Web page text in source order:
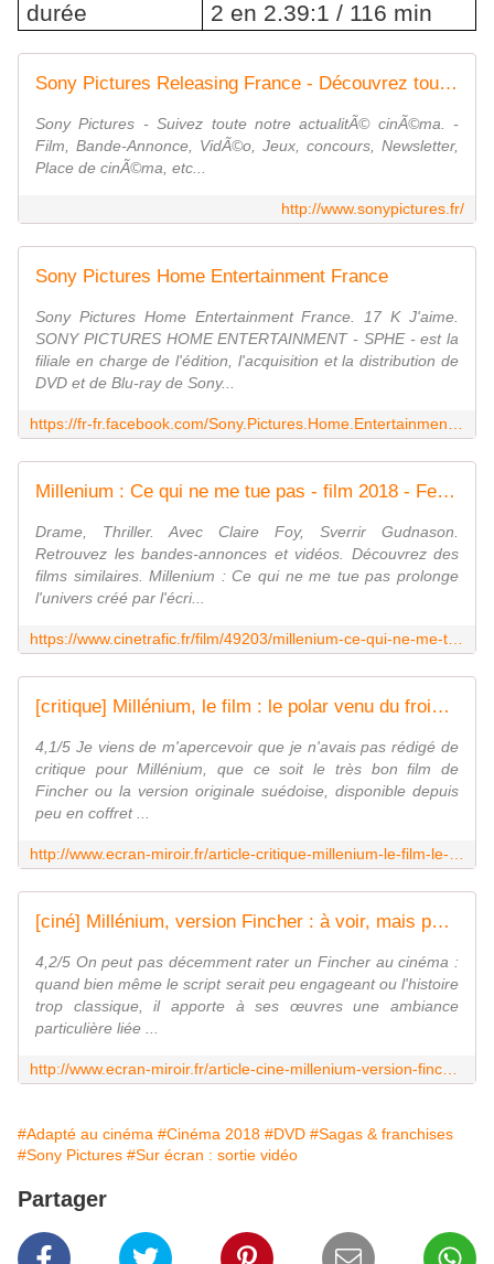
durée
2 en 2.39:1 / 116 min
Sony Pictures Releasing France - Découvrez toute notre actu cinéma
Sony Pictures - Suivez toute notre actualitÃ© cinÃ©ma. -
Film, Bande-Annonce, VidÃ©o, Jeux, concours, Newsletter,
Place de cinÃ©ma, etc...
http://www.sonypictures.fr/
Sony Pictures Home Entertainment France
Sony Pictures Home Entertainment France. 17 K J'aime.
SONY PICTURES HOME ENTERTAINMENT - SPHE - est la
filiale en charge de l'édition, l'acquisition et la distribution de
DVD et de Blu-ray de Sony...
Millenium : Ce qui ne me tue pas - film 2018 - Fede Alvarez - Cinetrafic
Drame, Thriller. Avec Claire Foy, Sverrir Gudnason.
Retrouvez les bandes-annonces et vidéos. Découvrez des
films similaires. Millenium : Ce qui ne me tue pas prolonge
l'univers créé par l'écri...
[critique] Millénium, le film : le polar venu du froid - l'Ecran Miroir
4,1/5 Je viens de m'apercevoir que je n'avais pas rédigé de
critique pour Millénium, que ce soit le très bon film de
Fincher ou la version originale suédoise, disponible depuis
peu en coffret ...
[ciné] Millénium, version Fincher : à voir, mais pas à comparer - l'Ecran Miroir
4,2/5 On peut pas décemment rater un Fincher au cinéma :
quand bien même le script serait peu engageant ou l'histoire
trop classique, il apporte à ses œuvres une ambiance
particulière liée ...
#Adapté au cinéma #Cinéma 2018 #DVD #Sagas & franchises
#Sony Pictures #Sur écran : sortie vidéo
Partager